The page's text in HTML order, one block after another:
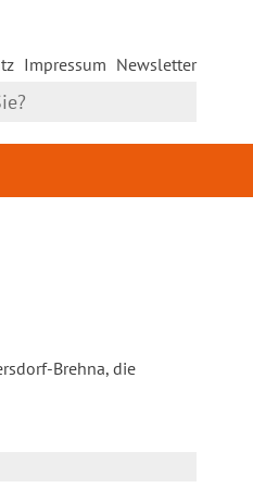
Impressum Newsletter
Brehna, die